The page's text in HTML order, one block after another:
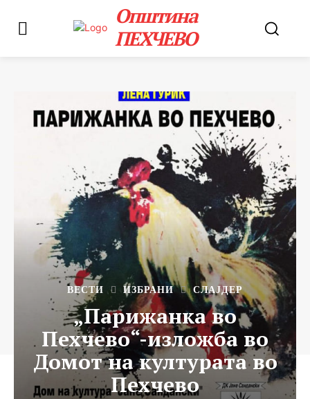
Општина
ПЕХЧЕВО
ВЕСТИ ИЗБРАНИ СЛАЈДЕР
„Парижанка во
Пехчево“-изложба во
Домот на културата во
Пехчево